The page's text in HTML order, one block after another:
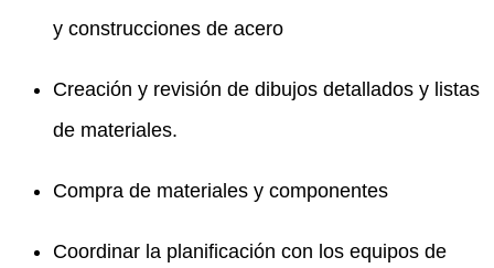
y construcciones de acero
Creación y revisión de dibujos detallados y listas
de materiales.
Compra de materiales y componentes
Coordinar la planificación con los equipos de